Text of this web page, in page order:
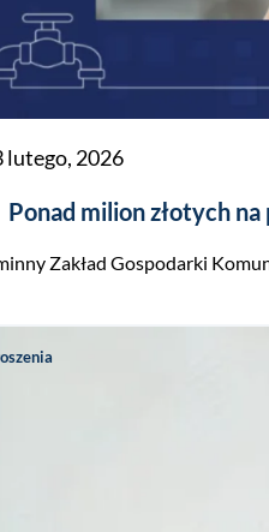
lutego, 2026
Ponad milion złotych
Zakład Gospodarki